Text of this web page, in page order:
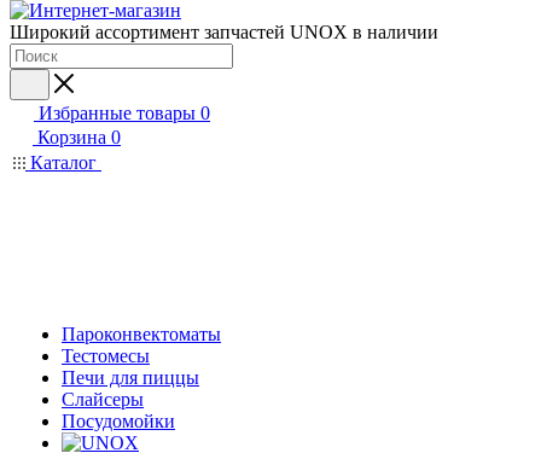
Широкий ассортимент запчастей UNOX в наличии
Избранные товары 0
Корзина 0
Каталог
Пароконвектоматы
Тестомесы
Печи для пиццы
Слайсеры
Посудомойки